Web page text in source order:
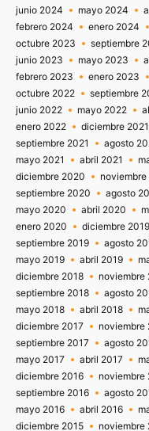
junio 2024
mayo 2024
febrero 2024
enero 2024
octubre 2023
septiembre
junio 2023
mayo 2023
febrero 2023
enero 2023
octubre 2022
septiembre
junio 2022
mayo 2022
enero 2022
diciembre 2021
septiembre 2021
agosto
mayo 2021
abril 2021
diciembre 2020
septiembre 2020
agosto
mayo 2020
abril 2020
enero 2020
diciembre 2019
septiembre 2019
agosto
mayo 2019
abril 2019
diciembre 2018
noviembre
septiembre 2018
agosto
mayo 2018
abril 2018
diciembre 2017
noviembre
septiembre 2017
agosto
mayo 2017
abril 2017
diciembre 2016
noviembre
septiembre 2016
agosto
mayo 2016
abril 2016
diciembre 2015
noviembre